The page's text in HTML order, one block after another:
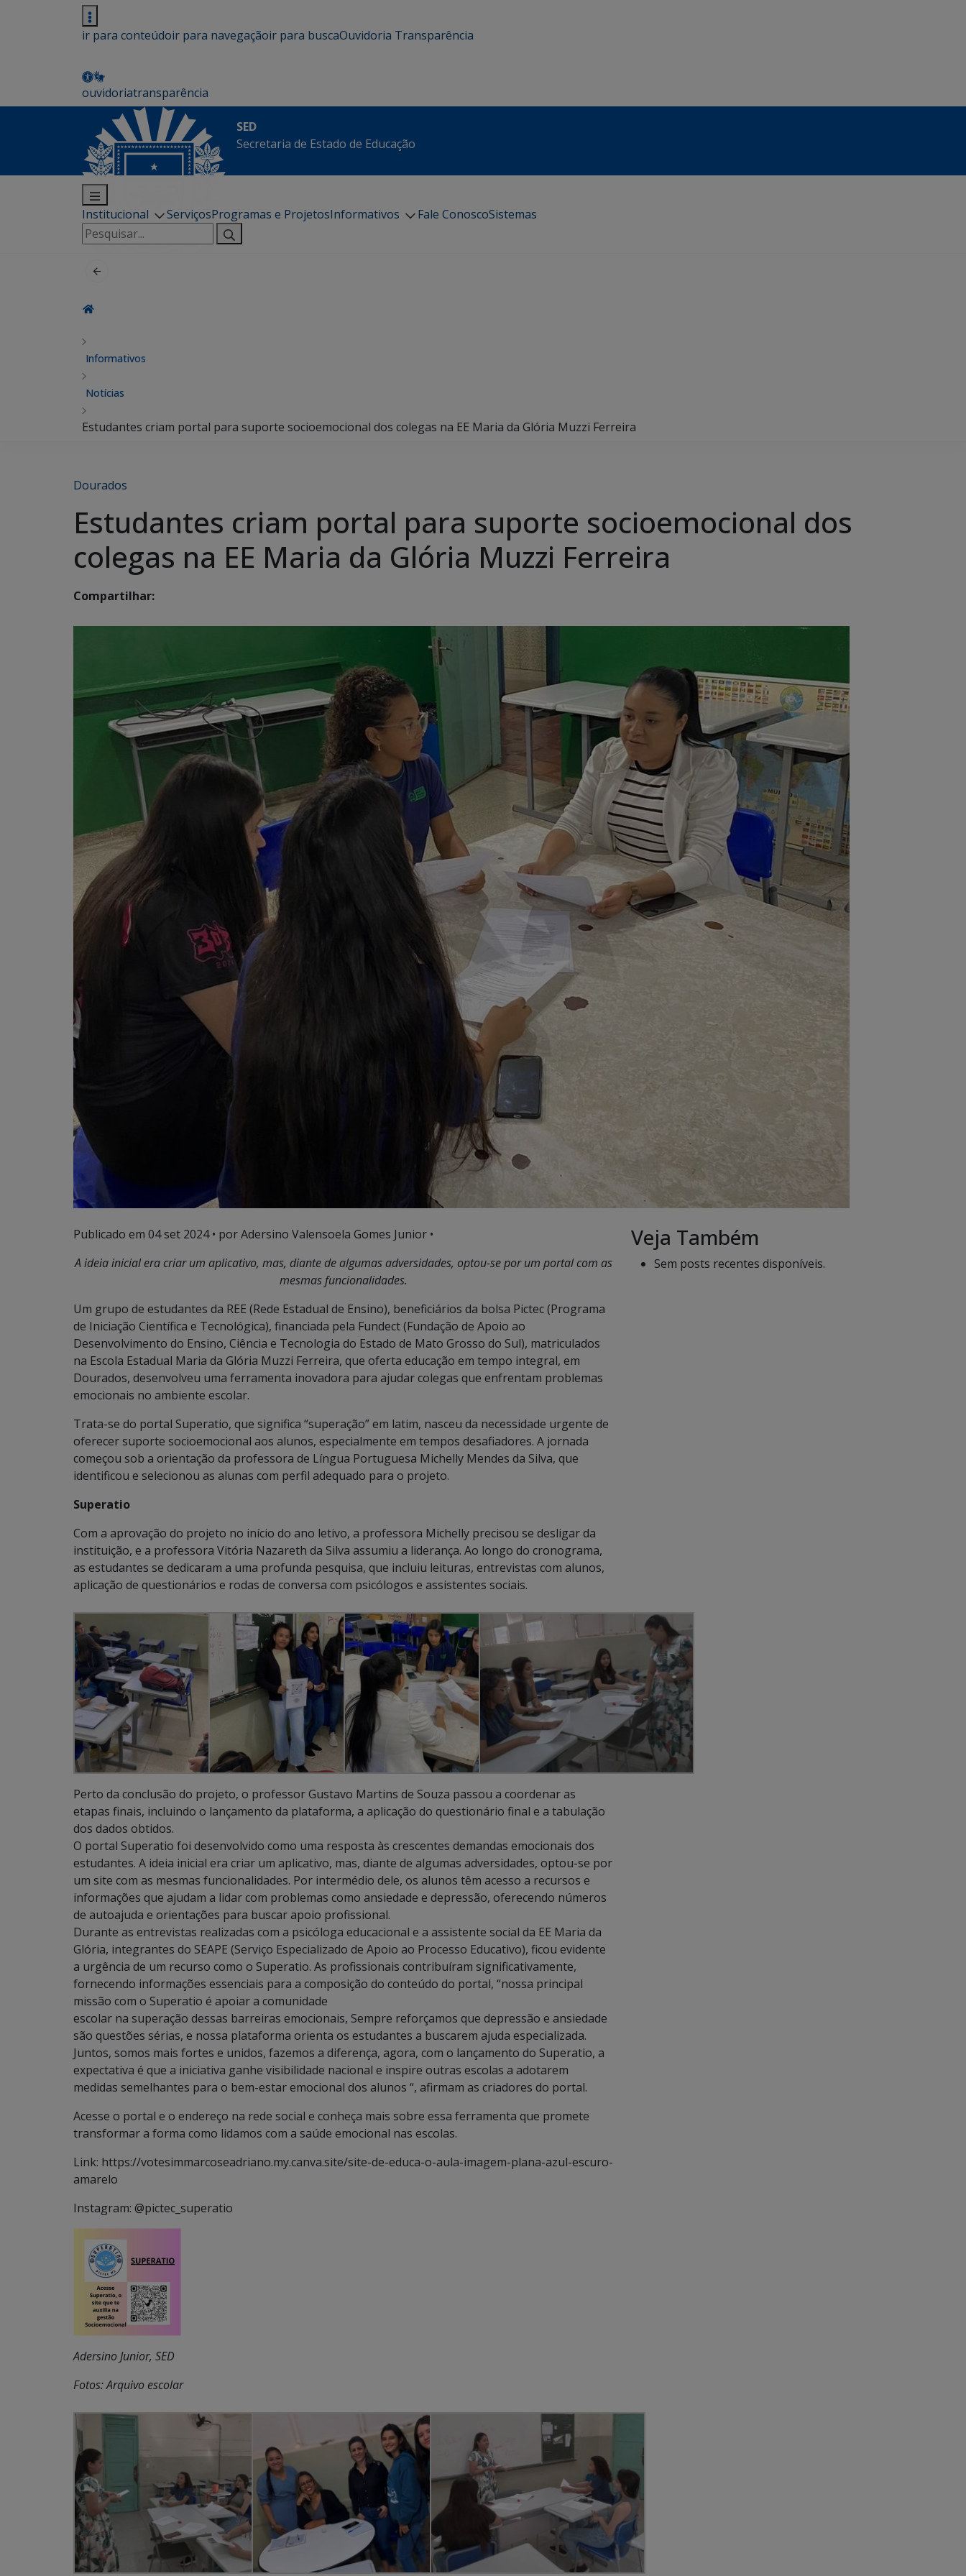
ir para conteúdoir para navegaçãoir para buscaOuvidoria Transparência
ouvidoriatransparência
SED
Secretaria de Estado de Educação
Institucional ServiçosProgramas e ProjetosInformativos Fale ConoscoSistemas
Pesquisar
por:
Informativos
Notícias
Estudantes criam portal para suporte socioemocional dos colegas na EE Maria da Glória Muzzi Ferreira
Dourados
Estudantes criam portal para suporte socioemocional dos
colegas na EE Maria da Glória Muzzi Ferreira
Compartilhar:
Publicado em 04 set 2024• por Adersino Valensoela Gomes Junior •
A ideia inicial era criar um aplicativo, mas, diante de algumas adversidades, optou-se por um portal com as
mesmas funcionalidades.
Um grupo de estudantes da REE (Rede Estadual de Ensino), beneficiários da bolsa Pictec (Programa
de Iniciação Científica e Tecnológica), financiada pela Fundect (Fundação de Apoio ao
Desenvolvimento do Ensino, Ciência e Tecnologia do Estado de Mato Grosso do Sul), matriculados
na Escola Estadual Maria da Glória Muzzi Ferreira, que oferta educação em tempo integral, em
Dourados, desenvolveu uma ferramenta inovadora para ajudar colegas que enfrentam problemas
emocionais no ambiente escolar.
Trata-se do portal Superatio, que significa “superação” em latim, nasceu da necessidade urgente de
oferecer suporte socioemocional aos alunos, especialmente em tempos desafiadores. A jornada
começou sob a orientação da professora de Língua Portuguesa Michelly Mendes da Silva, que
identificou e selecionou as alunas com perfil adequado para o projeto.
Superatio
Com a aprovação do projeto no início do ano letivo, a professora Michelly precisou se desligar da
instituição, e a professora Vitória Nazareth da Silva assumiu a liderança. Ao longo do cronograma,
as estudantes se dedicaram a uma profunda pesquisa, que incluiu leituras, entrevistas com alunos,
aplicação de questionários e rodas de conversa com psicólogos e assistentes sociais.
Perto da conclusão do projeto, o professor Gustavo Martins de Souza passou a coordenar as
etapas finais, incluindo o lançamento da plataforma, a aplicação do questionário final e a tabulação
dos dados obtidos.
O portal Superatio foi desenvolvido como uma resposta às crescentes demandas emocionais dos
estudantes. A ideia inicial era criar um aplicativo, mas, diante de algumas adversidades, optou-se por
um site com as mesmas funcionalidades. Por intermédio dele, os alunos têm acesso a recursos e
informações que ajudam a lidar com problemas como ansiedade e depressão, oferecendo números
de autoajuda e orientações para buscar apoio profissional.
Durante as entrevistas realizadas com a psicóloga educacional e a assistente social da EE Maria da
Glória, integrantes do SEAPE (Serviço Especializado de Apoio ao Processo Educativo), ficou evidente
a urgência de um recurso como o Superatio. As profissionais contribuíram significativamente,
fornecendo informações essenciais para a composição do conteúdo do portal, “nossa principal
missão com o Superatio é apoiar a comunidade
escolar na superação dessas barreiras emocionais, Sempre reforçamos que depressão e ansiedade
são questões sérias, e nossa plataforma orienta os estudantes a buscarem ajuda especializada.
Juntos, somos mais fortes e unidos, fazemos a diferença, agora, com o lançamento do Superatio, a
expectativa é que a iniciativa ganhe visibilidade nacional e inspire outras escolas a adotarem
medidas semelhantes para o bem-estar emocional dos alunos “, afirmam as criadores do portal.
Acesse o portal e o endereço na rede social e conheça mais sobre essa ferramenta que promete
transformar a forma como lidamos com a saúde emocional nas escolas.
Link: https://votesimmarcoseadriano.my.canva.site/site-de-educa-o-aula-imagem-plana-azul-escuro-
amarelo
Instagram: @pictec_superatio
Adersino Junior, SED
Fotos: Arquivo escolar
Veja Também
Sem posts recentes disponíveis.